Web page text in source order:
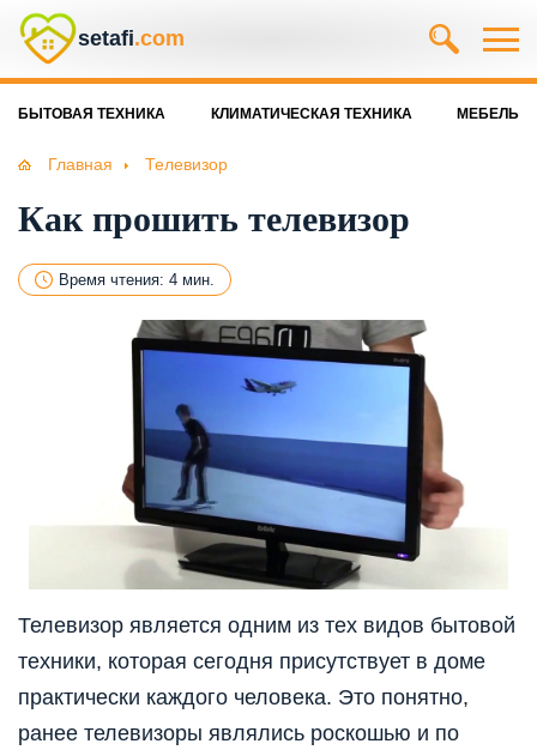
setafi.com
БЫТОВАЯ ТЕХНИКА КЛИМАТИЧЕСКАЯ ТЕХНИКА МЕБЕЛЬ
Главная Телевизор
Как прошить телевизор
Время чтения: 4 мин.
Телевизор является одним из тех видов бытовой
техники, которая сегодня присутствует в доме
практически каждого человека. Это понятно,
ранее телевизоры являлись роскошью и по